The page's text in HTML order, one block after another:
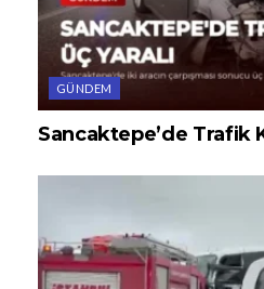
GÜNDEM
Sancaktepe’de Trafik